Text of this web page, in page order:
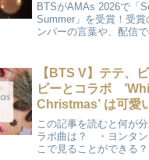
BTSがAMAs 2026で「
Summer」を受賞！受賞
ンバーの言葉や、配信
くなること間違いなし！
【BTS V】テテ、
ビーとコラボ
Christmas’ は可愛
出演
この記事を読むと何が
ラボ曲は？ ・ヨンタ
こで見ることができる